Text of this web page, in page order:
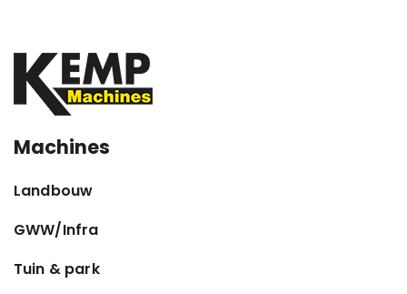
Machines
Landbouw
GWW/Infra
Tuin & park